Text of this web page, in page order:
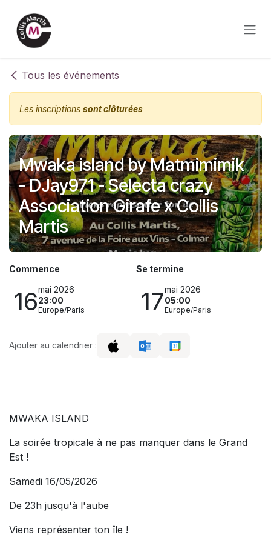
Tous les événements
Les inscriptions sont clôturées
Mwaka island by Matmimimik
- DJay971 - Selecta crazy
Association Girafe x Collis
Martis
Commence
16mai 2026
23:00
Europe/Paris
Se termine
17mai 2026
05:00
Europe/Paris
Ajouter au calendrier :
MWAKA ISLAND
La soirée tropicale à ne pas manquer dans le Grand
Est !
Samedi 16/05/2026
De 23h jusqu'à l'aube
Viens représenter ton île !